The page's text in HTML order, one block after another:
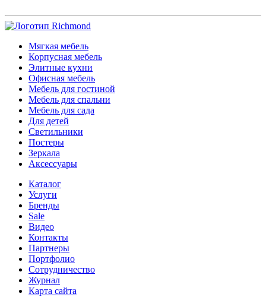
Мягкая мебель
Корпусная мебель
Элитные кухни
Офисная мебель
Мебель для гостиной
Мебель для спальни
Мебель для сада
Для детей
Светильники
Постеры
Зеркала
Аксессуары
Каталог
Услуги
Бренды
Sale
Видео
Контакты
Партнеры
Портфолио
Сотрудничество
Журнал
Карта сайта